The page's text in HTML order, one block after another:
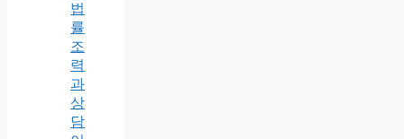
법
률
조
력
과
상
담